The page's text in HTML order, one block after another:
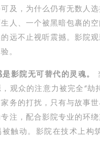
及，为什么仍有无数人
人、一个被黑暗包裹的
远不止视听震撼。影院
。
影院无可替代的灵魂。
观众的注意力被完全“劫
务的打扰，只有与故事
注，配合影院专业的环
触动。影院在技术上构